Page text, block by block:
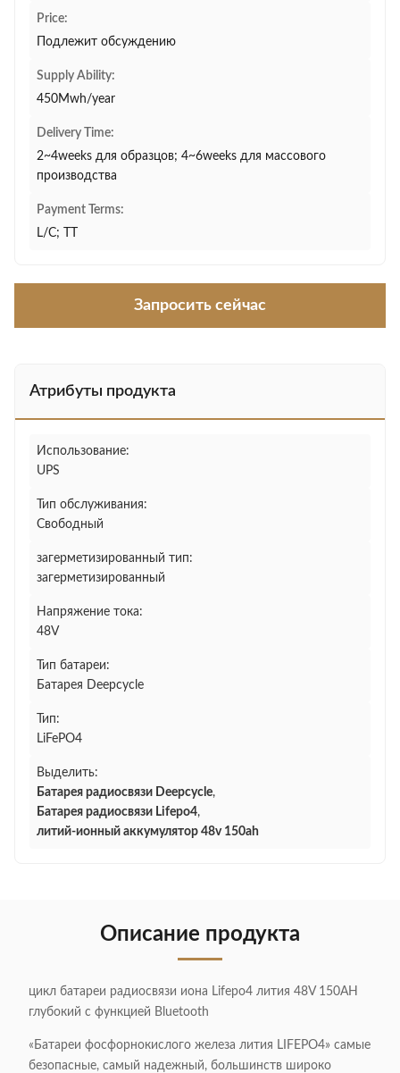
Price:
Подлежит обсуждению
Supply Ability:
450Mwh/year
Delivery Time:
2~4weeks для образцов; 4~6weeks для массового
производства
Payment Terms:
L/C; TT
Запросить сейчас
Атрибуты продукта
Использование:
UPS
Тип обслуживания:
Свободный
загерметизированный тип:
загерметизированный
Напряжение тока:
48V
Тип батареи:
Батарея Deepcycle
Тип:
LiFePO4
Выделить:
Батарея радиосвязи Deepcycle,
Батарея радиосвязи Lifepo4,
литий-ионный аккумулятор 48v 150ah
Описание продукта
цикл батареи радиосвязи иона Lifepo4 лития 48V 150AH
глубокий с функцией Bluetooth
«Батареи фосфорнокислого железа лития LIFEPO4» самые
безопасные, самый надежный, большинств широко